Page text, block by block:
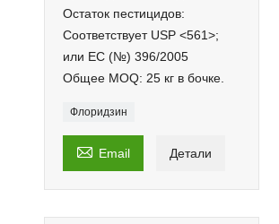
Остаток пестицидов:
Соответствует USP <561>;
или EC (№) 396/2005
Общее MOQ: 25 кг в бочке.
Флоридзин
 Email Детали